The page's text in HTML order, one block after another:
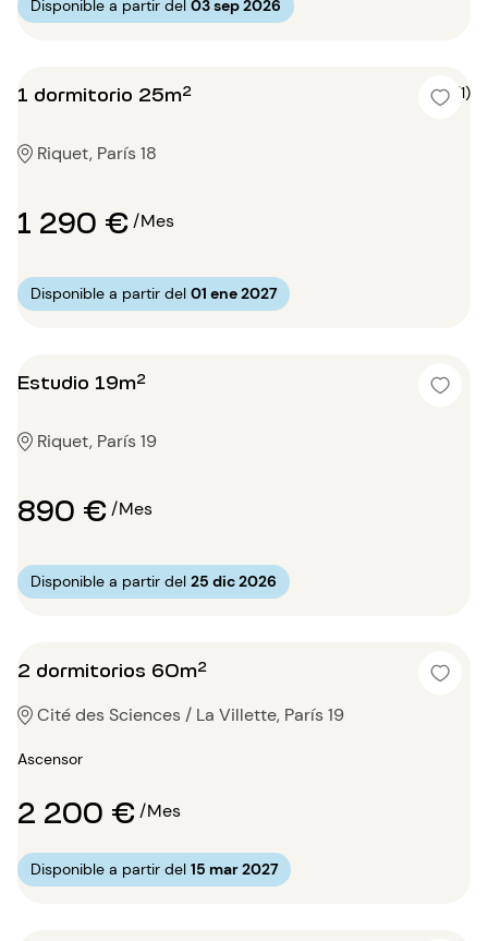
Disponible a partir del 03 sep 2026
1 dormitorio 25m² 5 (1)
Riquet, París 18
1 290 €/Mes
Disponible a partir del 01 ene 2027
Estudio 19m²
Riquet, París 19
890 €/Mes
Disponible a partir del 25 dic 2026
2 dormitorios 60m²
Cité des Sciences / La Villette, París 19
Ascensor
2 200 €/Mes
Disponible a partir del 15 mar 2027